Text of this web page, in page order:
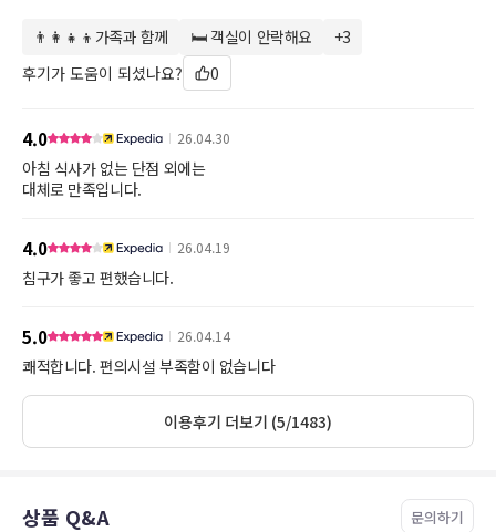
👨‍👩‍👧‍👦가족과 함께 🛏 객실이 안락해요 키워드 더보기
+3
후기가 도움이 되셨나요?
0
4.0 26.04.30
아침 식사가 없는 단점 외에는
대체로 만족입니다.
4.0 26.04.19
침구가 좋고 편했습니다.
5.0 26.04.14
쾌적합니다. 편의시설 부족함이 없습니다
이용후기 더보기 (5/1483)
상품 Q&A 문의하기